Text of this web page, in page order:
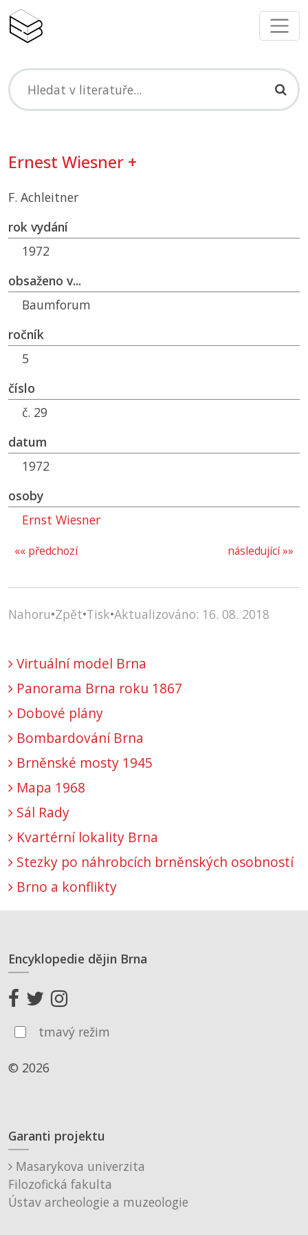
Ernest Wiesner +
F. Achleitner
rok vydání
1972
obsaženo v...
Baumforum
ročník
5
číslo
č. 29
datum
1972
osoby
Ernst Wiesner
následující »»
«« předchozí
Nahoru•Zpět•Tisk•Aktualizováno: 16. 08. 2018
Virtuální model Brna
Panorama Brna roku 1867
Dobové plány
Bombardování Brna
Brněnské mosty 1945
Mapa 1968
Sál Rady
Kvartérní lokality Brna
Stezky po náhrobcích brněnských osobností
Brno a konflikty
Encyklopedie dějin Brna
tmavý režim
© 2026
Garanti projektu
Masarykova univerzita
Filozofická fakulta
Ústav archeologie a muzeologie